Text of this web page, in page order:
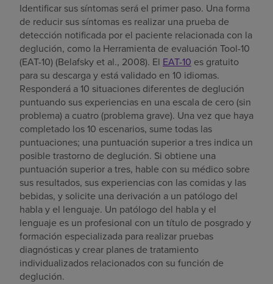
Identificar sus síntomas será el primer paso. Una forma
de reducir sus síntomas es realizar una prueba de
detección notificada por el paciente relacionada con la
deglución, como la Herramienta de evaluación Tool-10
(EAT-10) (Belafsky et al., 2008). El EAT-10 es gratuito
para su descarga y está validado en 10 idiomas.
Responderá a 10 situaciones diferentes de deglución
puntuando sus experiencias en una escala de cero (sin
problema) a cuatro (problema grave). Una vez que haya
completado los 10 escenarios, sume todas las
puntuaciones; una puntuación superior a tres indica un
posible trastorno de deglución. Si obtiene una
puntuación superior a tres, hable con su médico sobre
sus resultados, sus experiencias con las comidas y las
bebidas, y solicite una derivación a un patólogo del
habla y el lenguaje. Un patólogo del habla y el
lenguaje es un profesional con un título de posgrado y
formación especializada para realizar pruebas
diagnósticas y crear planes de tratamiento
individualizados relacionados con su función de
deglución.